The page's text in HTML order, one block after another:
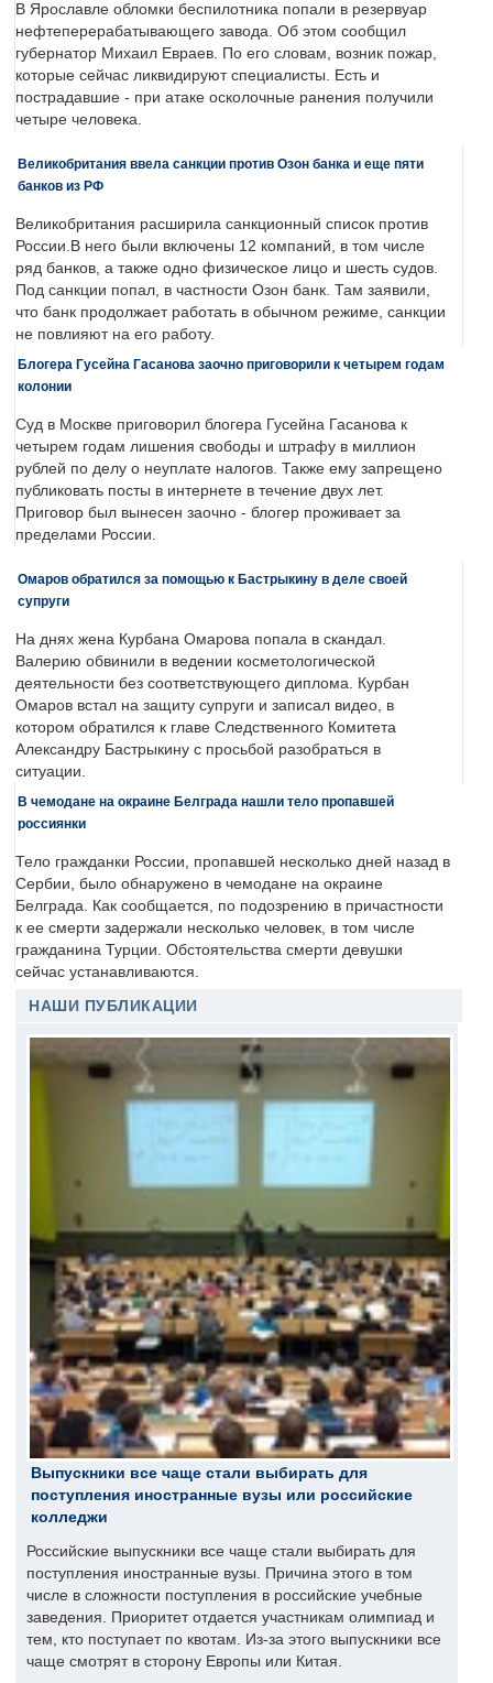
В Ярославле обломки беспилотника попали в резервуар
нефтеперерабатывающего завода. Об этом сообщил
губернатор Михаил Евраев. По его словам, возник пожар,
которые сейчас ликвидируют специалисты. Есть и
пострадавшие - при атаке осколочные ранения получили
четыре человека.
Великобритания ввела санкции против Озон банка и еще пяти
банков из РФ
Великобритания расширила санкционный список против
России.В него были включены 12 компаний, в том числе
ряд банков, а также одно физическое лицо и шесть судов.
Под санкции попал, в частности Озон банк. Там заявили,
что банк продолжает работать в обычном режиме, санкции
не повлияют на его работу.
Блогера Гусейна Гасанова заочно приговорили к четырем годам
колонии
Суд в Москве приговорил блогера Гусейна Гасанова к
четырем годам лишения свободы и штрафу в миллион
рублей по делу о неуплате налогов. Также ему запрещено
публиковать посты в интернете в течение двух лет.
Приговор был вынесен заочно - блогер проживает за
пределами России.
Омаров обратился за помощью к Бастрыкину в деле своей
супруги
На днях жена Курбана Омарова попала в скандал.
Валерию обвинили в ведении косметологической
деятельности без соответствующего диплома. Курбан
Омаров встал на защиту супруги и записал видео, в
котором обратился к главе Следственного Комитета
Александру Бастрыкину с просьбой разобраться в
ситуации.
В чемодане на окраине Белграда нашли тело пропавшей
россиянки
Тело гражданки России, пропавшей несколько дней назад в
Сербии, было обнаружено в чемодане на окраине
Белграда. Как сообщается, по подозрению в причастности
к ее смерти задержали несколько человек, в том числе
гражданина Турции. Обстоятельства смерти девушки
сейчас устанавливаются.
НАШИ ПУБЛИКАЦИИ
Выпускники все чаще стали выбирать для
поступления иностранные вузы или российские
колледжи
Российские выпускники все чаще стали выбирать для
поступления иностранные вузы. Причина этого в том
числе в сложности поступления в российские учебные
заведения. Приоритет отдается участникам олимпиад и
тем, кто поступает по квотам. Из-за этого выпускники все
чаще смотрят в сторону Европы или Китая.